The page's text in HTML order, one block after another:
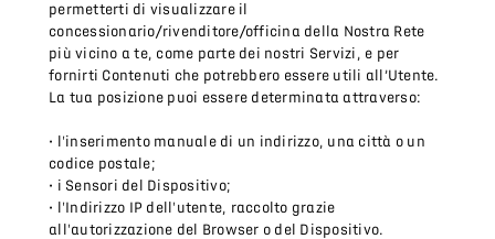
permetterti di visualizzare il
concessionario/rivenditore/officina della Nostra Rete
più vicino a te, come parte dei nostri Servizi, e per
fornirti Contenuti che potrebbero essere utili all’Utente.
La tua posizione puoi essere determinata attraverso:
• l'inserimento manuale di un indirizzo, una città o un
codice postale;
• i Sensori del Dispositivo;
• l'Indirizzo IP dell'utente, raccolto grazie
all'autorizzazione del Browser o del Dispositivo.